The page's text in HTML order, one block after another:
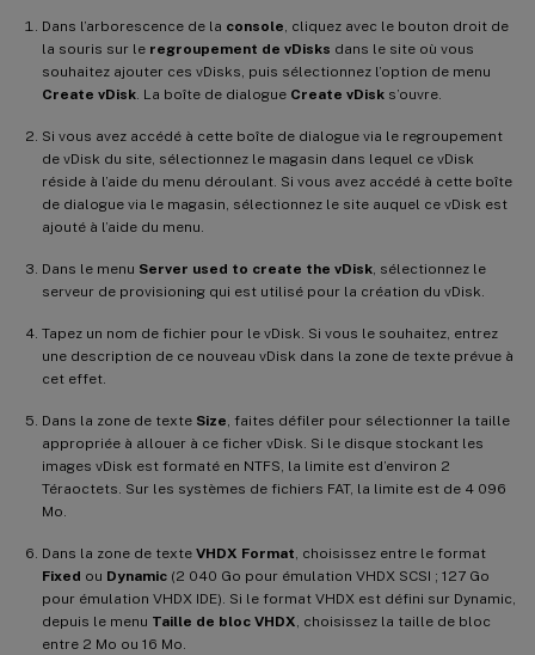
Dans l’arborescence de la console, cliquez avec le bouton droit de
la souris sur le regroupement de vDisks dans le site où vous
souhaitez ajouter ces vDisks, puis sélectionnez l’option de menu
Create vDisk. La boîte de dialogue Create vDisk s’ouvre.
Si vous avez accédé à cette boîte de dialogue via le regroupement
de vDisk du site, sélectionnez le magasin dans lequel ce vDisk
réside à l’aide du menu déroulant. Si vous avez accédé à cette boîte
de dialogue via le magasin, sélectionnez le site auquel ce vDisk est
ajouté à l’aide du menu.
Dans le menu Server used to create the vDisk, sélectionnez le
serveur de provisioning qui est utilisé pour la création du vDisk.
Tapez un nom de fichier pour le vDisk. Si vous le souhaitez, entrez
une description de ce nouveau vDisk dans la zone de texte prévue à
cet effet.
Dans la zone de texte Size, faites défiler pour sélectionner la taille
appropriée à allouer à ce ficher vDisk. Si le disque stockant les
images vDisk est formaté en NTFS, la limite est d’environ 2
Téraoctets. Sur les systèmes de fichiers FAT, la limite est de 4 096
Mo.
Dans la zone de texte VHDX Format, choisissez entre le format
Fixed ou Dynamic (2 040 Go pour émulation VHDX SCSI ; 127 Go
pour émulation VHDX IDE). Si le format VHDX est défini sur Dynamic,
depuis le menu Taille de bloc VHDX, choisissez la taille de bloc
entre 2 Mo ou 16 Mo.